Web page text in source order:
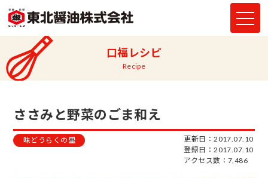
口福レシピ
Recipe
ささみと野菜のごま和え
味どうらくの里
更新日：2017.07.10
登録日：2017.07.10
アクセス数：7,486